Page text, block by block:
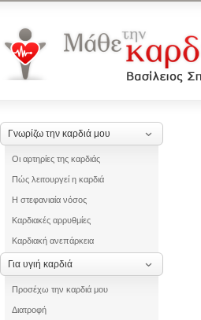
Γνωρίζω την καρδιά μου
Οι αρτηρίες της καρδιάς
Πώς λειτουργεί η καρδιά
Η στεφανιαία νόσος
Καρδιακές αρρυθμίες
Καρδιακή ανεπάρκεια
Για υγιή καρδιά
Προσέχω την καρδιά μου
Διατροφή